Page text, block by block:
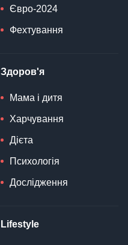
Євро-2024
Фехтування
Здоров'я
Мама і дитя
Харчування
Дієта
Психологія
Дослідження
Lifestyle